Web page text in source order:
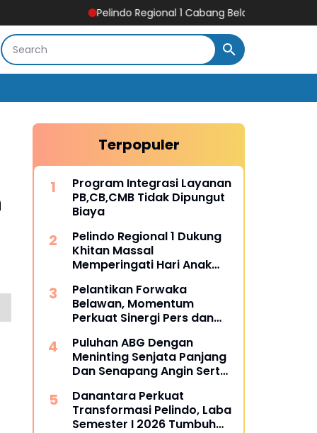
Pelindo Regional 1 Cabang Belawan Turut Sukseskan
Terpopuler
Program Integrasi Layanan
PB,CB,CMB Tidak Dipungut
Biaya
Pelindo Regional 1 Dukung
Khitan Massal
Memperingati Hari Anak
Pelantikan Forwaka
Belawan, Momentum
Perkuat Sinergi Pers dan
Puluhan ABG Dengan
Meninting Senjata Panjang
Dan Senapang Angin Serta
Danantara Perkuat
Transformasi Pelindo, Laba
Semester I 2026 Tumbuh